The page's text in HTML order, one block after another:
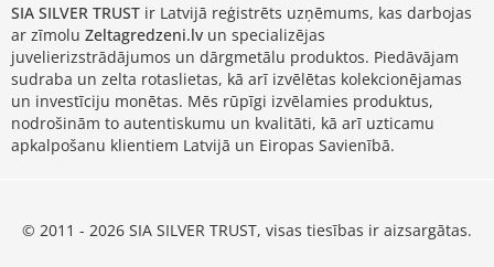
SIA SILVER TRUST ir Latvijā reģistrēts uzņēmums, kas darbojas
ar zīmolu Zeltagredzeni.lv un specializējas
juvelierizstrādājumos un dārgmetālu produktos. Piedāvājam
sudraba un zelta rotaslietas, kā arī izvēlētas kolekcionējamas
un investīciju monētas. Mēs rūpīgi izvēlamies produktus,
nodrošinām to autentiskumu un kvalitāti, kā arī uzticamu
apkalpošanu klientiem Latvijā un Eiropas Savienībā.
© 2011 - 2026 SIA SILVER TRUST, visas tiesības ir aizsargātas.